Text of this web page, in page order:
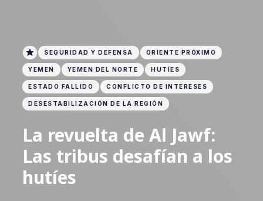
SEGURIDAD Y DEFENSA ORIENTE PRÓXIMO
YEMEN YEMEN DEL NORTE HUTÍES
ESTADO FALLIDO CONFLICTO DE INTERESES
DESESTABILIZACIÓN DE LA REGIÓN
La revuelta de Al Jawf:
Las tribus desafían a los
hutíes